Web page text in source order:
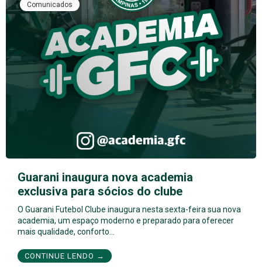
Comunicados
Guarani inaugura nova academia
exclusiva para sócios do clube
O Guarani Futebol Clube inaugura nesta sexta-feira sua nova
academia, um espaço moderno e preparado para oferecer
mais qualidade, conforto…
CONTINUE LENDO →